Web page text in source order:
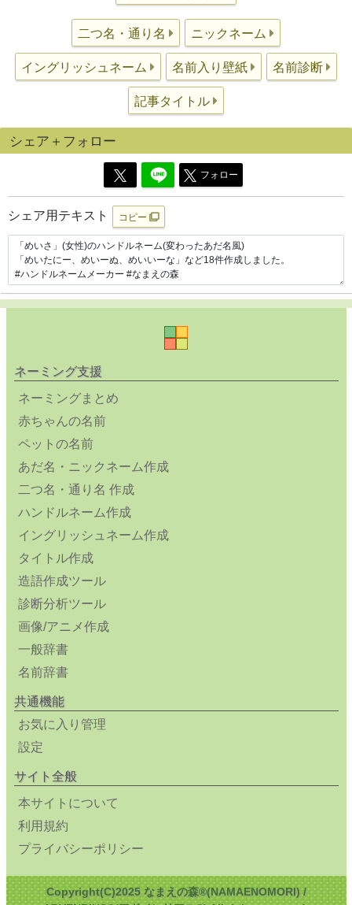
二つ名・通り名 ニックネーム
イングリッシュネーム 名前入り壁紙 名前診断
記事タイトル
シェア＋フォロー
フォロー
シェア用テキスト コピー
ネーミング支援
ネーミングまとめ
赤ちゃんの名前
ペットの名前
あだ名・ニックネーム作成
二つ名・通り名 作成
ハンドルネーム作成
イングリッシュネーム作成
タイトル作成
造語作成ツール
診断分析ツール
画像/アニメ作成
一般辞書
名前辞書
共通機能
お気に入り管理
設定
サイト全般
本サイトについて
利用規約
プライバシーポリシー
Copyright(C)2025 なまえの森®(NAMAENOMORI) /